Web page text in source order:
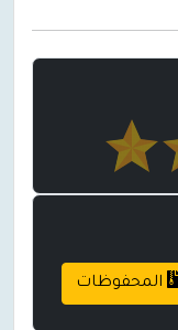
المحفوظات